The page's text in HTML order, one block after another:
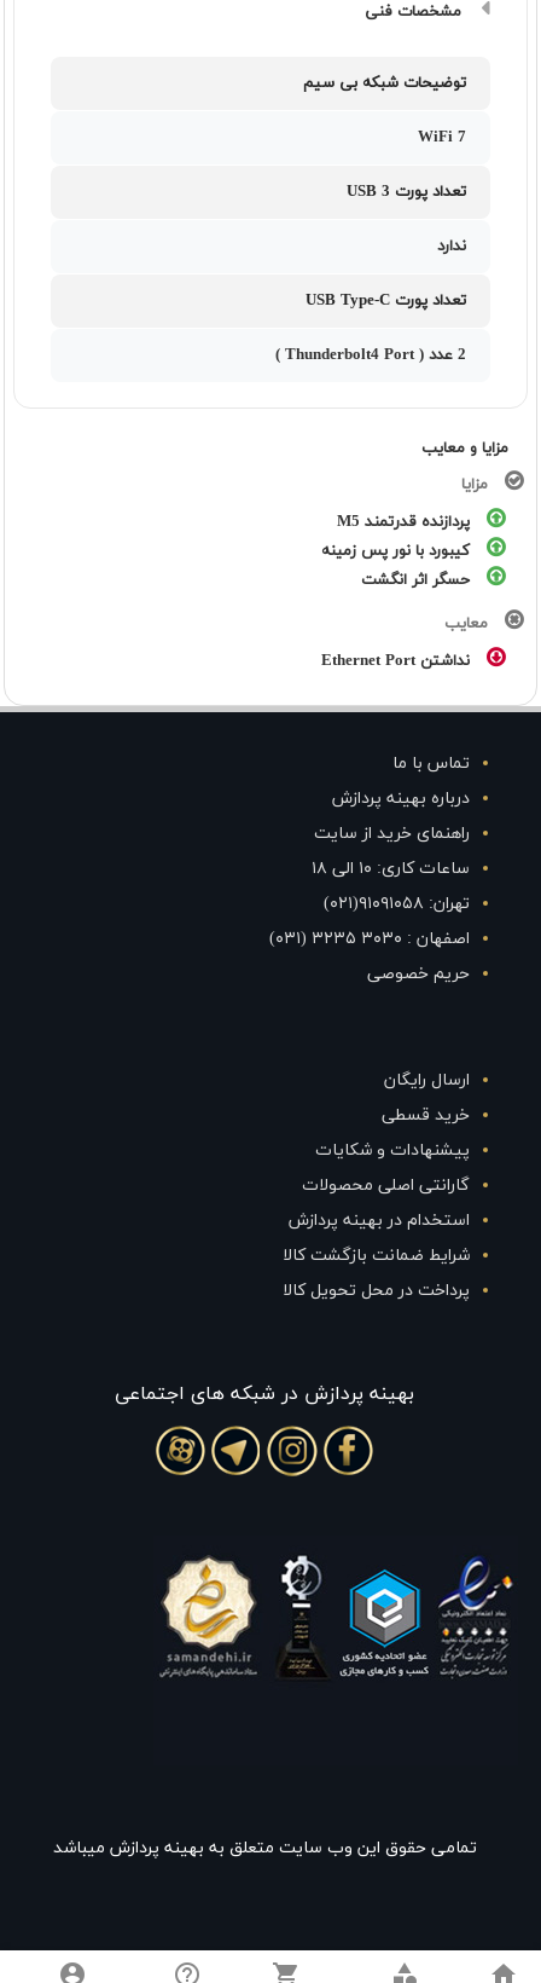
مشخصات فنی
توضیحات شبکه بی سیم
WiFi 7
تعداد پورت USB 3
ندارد
تعداد پورت USB Type-C
2 عدد ( Thunderbolt4 Port )
مزایا و معایب
مزایا
پردازنده قدرتمند M5
کیبورد با نور پس زمینه
حسگر اثر انگشت
معایب
نداشتن Ethernet Port
تماس با ما
درباره بهینه پردازش
راهنمای خرید از سایت
ساعات کاری: ۱۰ الی ۱۸
تهران: ۹۱۰۹۱۰۵۸(۰۲۱)
اصفهان : ۳۰۳۰ ۳۲۳۵ (۰۳۱)
حریم خصوصی
ارسال رایگان
خرید قسطی
پیشنهادات و شکایات
گارانتی اصلی محصولات
استخدام در بهینه پردازش
شرایط ضمانت بازگشت کالا
پرداخت در محل تحویل کالا
بهينه پردازش در شبکه های اجتماعی
تمامی حقوق این وب سایت متعلق به بهینه پردازش میباشد
home
category
shopping_cart
help_outline
account_circle